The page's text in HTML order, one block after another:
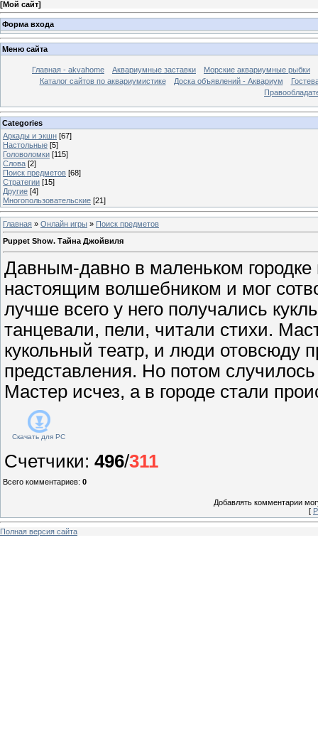
[Мой сайт]
Форма входа
Меню сайта
Главная - akvahome Аквариумные заставки
Морские аквариумные рыбки
Каталог сайтов по аквариумистике
Доска объявлений - Аквариум
Categories
Аркады и экшн [67]
Настольные [5]
Головоломки [115]
Слова [2]
Поиск предметов [68]
Стратегии [15]
Другие [4]
Многопользовательские [21]
Главная » Онлайн игры » Поиск предметов
Puppet Show. Тайна Джойвиля
Давным-давно в маленьком
настоящим волшебником и мог
лучше всего у него получались
танцевали, пели, читали стихи.
кукольный театр, и люди отовсюду
представления. Но потом случилось
Мастер исчез, а в городе стали
Скачать для PC
Счетчики: 496/311
Всего комментариев: 0
Добавлять комментарии
[
Полная версия сайта